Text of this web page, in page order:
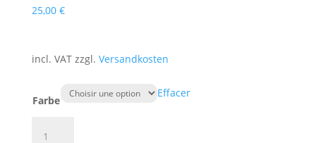
25,00 €
incl. VAT zzgl. Versandkosten
Farbe
Effacer